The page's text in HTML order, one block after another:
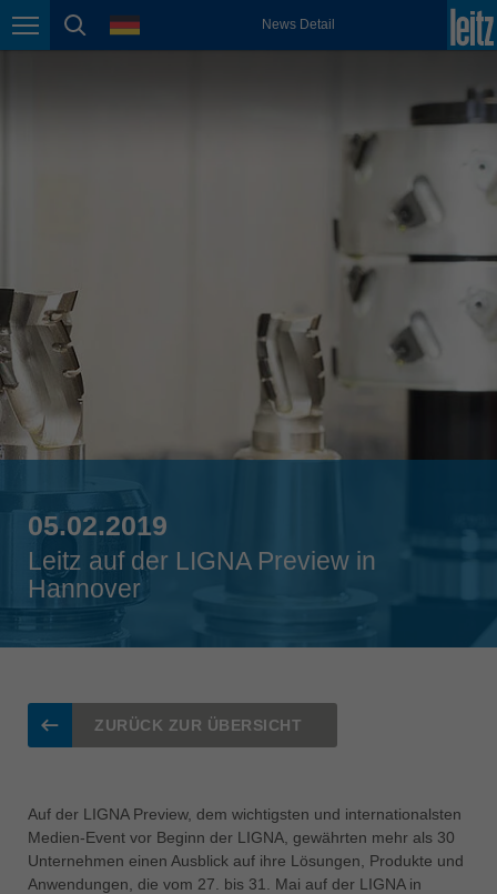
Seitennavigation
Seitensuche
Sprache News Detail
México
Schweiz
Singapore
Suomi
Taiwan
türkçe
USA
english
05.02.2019
Leitz auf der LIGNA Preview in
Hannover
ZURÜCK ZUR ÜBERSICHT
Auf der LIGNA Preview, dem wichtigsten und internationalsten
Medien-Event vor Beginn der LIGNA, gewährten mehr als 30
Unternehmen einen Ausblick auf ihre Lösungen, Produkte und
Anwendungen, die vom 27. bis 31. Mai auf der LIGNA in